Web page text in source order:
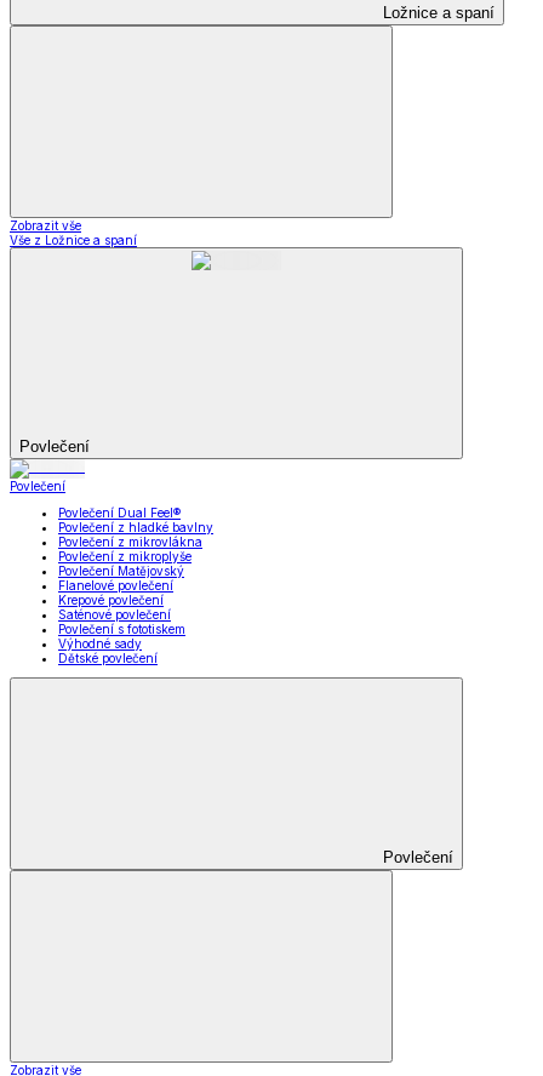
Ložnice a spaní
Zobrazit vše
Vše z Ložnice a spaní
Povlečení
Povlečení
Povlečení Dual Feel®
Povlečení z hladké bavlny
Povlečení z mikrovlákna
Povlečení z mikroplyše
Povlečení Matějovský
Flanelové povlečení
Krepové povlečení
Saténové povlečení
Povlečení s fototiskem
Výhodné sady
Dětské povlečení
Povlečení
Zobrazit vše